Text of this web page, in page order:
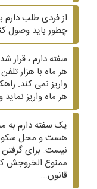
از فردی طلب
چطور باید وصول
هر ماه با هزار
واریز نمی کند.
هر ماه واریز
هست و محل
نیست. برای
ممنوع الخروجش
قانون...